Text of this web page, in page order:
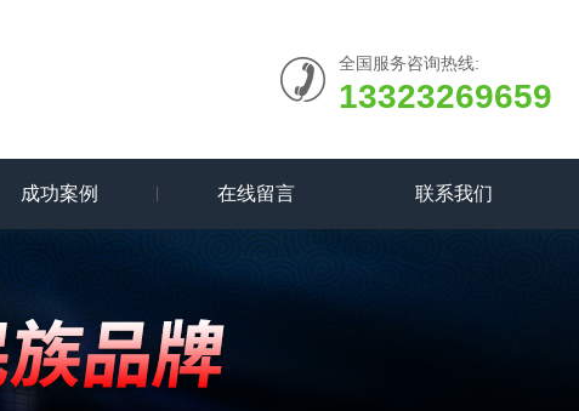
全国服务咨询热线:
13323269659
成功案例 在线留言 联系我们